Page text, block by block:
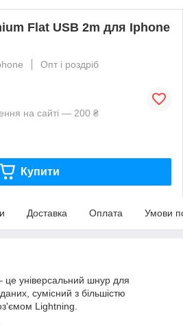
Flat USB 2m для Iphone
Опт і роздріб
на сайті — 200 ₴
Купити
Доставка Оплата Умови
універсальний шнур для
сумісний з більшістю
Lightning.